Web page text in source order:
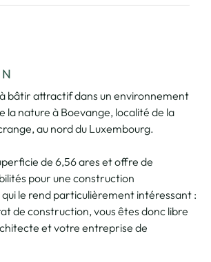
bâtir attractif dans un environnement
la nature à Boevange, localité de la
au nord du Luxembourg.
de 6,56 ares et offre de
pour une construction
le rend particulièrement intéressant :
de construction, vous êtes donc libre
et votre entreprise de